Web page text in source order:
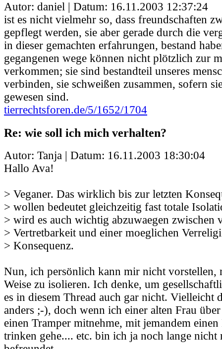
Autor: daniel | Datum: 16.11.2003 12:37:24
ist es nicht vielmehr so, dass freundschaften
gepflegt werden, sie aber gerade durch die
in dieser gemachten erfahrungen, bestand
gegangenen wege können nicht plötzlich zur
verkommen; sie sind bestandteil unseres
verbinden, sie schweißen zusammen, sofern
gewesen sind.
tierrechtsforen.de/5/1652/1704
Re: wie soll ich mich verhalten?
Autor: Tanja | Datum: 16.11.2003 18:30:04
Hallo Ava!
> Veganer. Das wirklich bis zur letzten
> wollen bedeutet gleichzeitig fast totale
> wird es auch wichtig abzuwaegen zwischen
> Vertretbarkeit und einer moeglichen
> Konsequenz.
Nun, ich persönlich kann mir nicht vorstellen,
Weise zu isolieren. Ich denke, um
es in diesem Thread auch gar nicht. Vielleicht
anders ;-), doch wenn ich einer alten Frau
einen Tramper mitnehme, mit jemandem
trinken gehe.... etc. bin ich ja noch lange nicht